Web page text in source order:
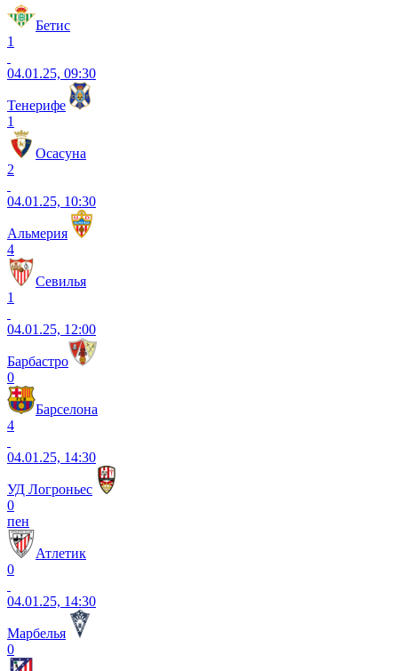
Бетис
1
04.01.25, 09:30
Тенерифе
1
Осасуна
2
04.01.25, 10:30
Альмерия
4
Севилья
1
04.01.25, 12:00
Барбастро
0
Барселона
4
04.01.25, 14:30
УД Логроньес
0
пен
Атлетик
0
04.01.25, 14:30
Марбелья
0